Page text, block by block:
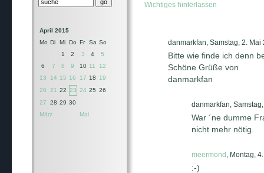
April 2015
Mo Di Mi Do Fr Sa So
1
2 3 4
5
6
7 8 9 10 11
12
13
14 15 16 17 18
19
20
21 22 23 24 25 26
27
28 29 30
März
Mai
Wichtiges hinterlassen
danmarkfan, Samstag, 2. Mai
Bitte wie finde ich denn
Schöne Grüße von
danmarkfan
danmarkfan,
War ´ne dumme
nicht mehr nötig.
meermond , Montag,
:-)